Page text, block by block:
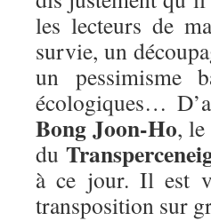
les lecteurs de
survie, un
un pessimisme
écologiques…
Bong Joon-Ho,
du
à ce jour. Il est
transposition sur